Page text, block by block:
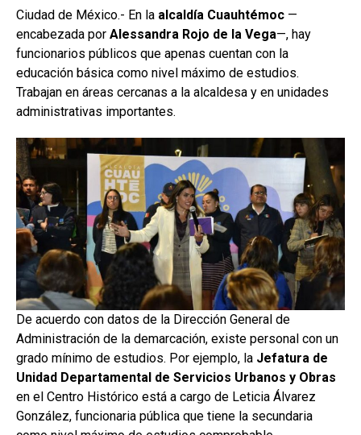
Ciudad de México.- En la alcaldía Cuauhtémoc —
encabezada por Alessandra Rojo de la Vega—, hay
funcionarios públicos que apenas cuentan con la
educación básica como nivel máximo de estudios.
Trabajan en áreas cercanas a la alcaldesa y en unidades
administrativas importantes.
De acuerdo con datos de la Dirección General de
Administración de la demarcación, existe personal con un
grado mínimo de estudios. Por ejemplo, la Jefatura de
Unidad Departamental de Servicios Urbanos y Obras
en el Centro Histórico está a cargo de Leticia Álvarez
González, funcionaria pública que tiene la secundaria